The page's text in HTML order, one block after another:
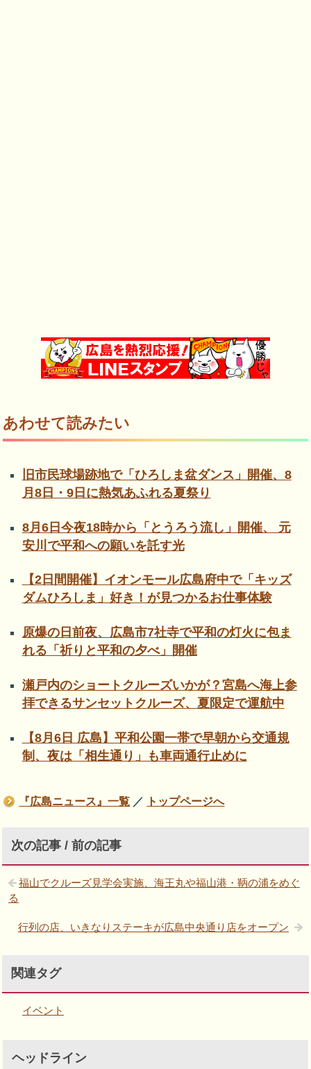
あわせて読みたい
旧市民球場跡地で「ひろしま盆ダンス」開催、8
月8日・9日に熱気あふれる夏祭り
8月6日今夜18時から「とうろう流し」開催、 元
安川で平和への願いを託す光
【2日間開催】イオンモール広島府中で「キッズ
ダムひろしま」好き！が見つかるお仕事体験
原爆の日前夜、広島市7社寺で平和の灯火に包ま
れる「祈りと平和の夕べ」開催
瀬戸内のショートクルーズいかが？宮島へ海上参
拝できるサンセットクルーズ、夏限定で運航中
【8月6日 広島】平和公園一帯で早朝から交通規
制、夜は「相生通り」も車両通行止めに
『広島ニュース』一覧 ／ トップページへ
次の記事 / 前の記事
福山でクルーズ見学会実施、海王丸や福山港・鞆の浦をめぐ
る
行列の店、いきなりステーキが広島中央通り店をオープン
関連タグ
イベント
ヘッドライン